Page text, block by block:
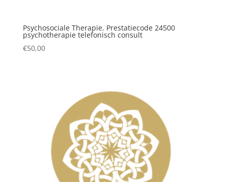
Psychosociale Therapie. Prestatiecode 24500
psychotherapie telefonisch consult
€50,00